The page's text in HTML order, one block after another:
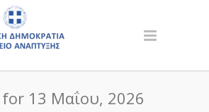
13 Μαΐου, 2026